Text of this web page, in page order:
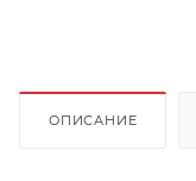
ОПИСАНИЕ